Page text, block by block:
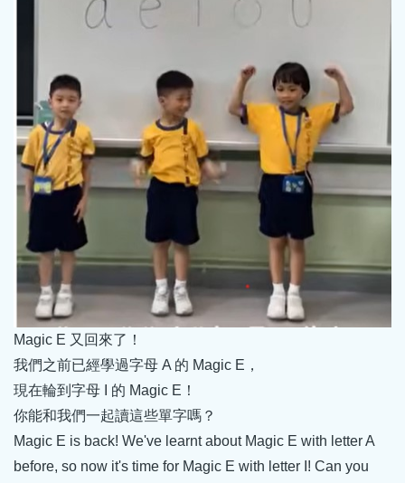
Magic E 又回來了！
我們之前已經學過字母 A 的 Magic E，
現在輪到字母 I 的 Magic E！
你能和我們一起讀這些單字嗎？
Magic E is back! We've learnt about Magic E with letter A
before, so now it's time for Magic E with letter I! Can you